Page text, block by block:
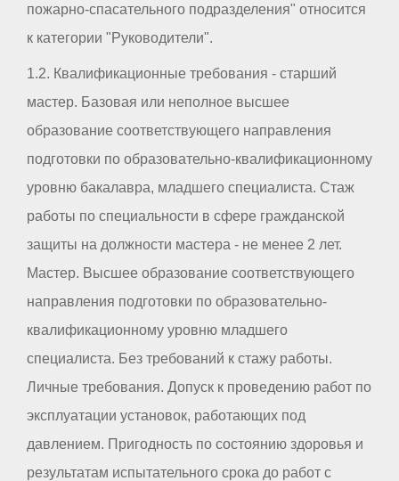
пожарно-спасательного подразделения" относится
к категории "Руководители".
1.2. Квалификационные требования - старший
мастер. Базовая или неполное высшее
образование соответствующего направления
подготовки по образовательно-квалификационному
уровню бакалавра, младшего специалиста. Стаж
работы по специальности в сфере гражданской
защиты на должности мастера - не менее 2 лет.
Мастер. Высшее образование соответствующего
направления подготовки по образовательно-
квалификационному уровню младшего
специалиста. Без требований к стажу работы.
Личные требования. Допуск к проведению работ по
эксплуатации установок, работающих под
давлением. Пригодность по состоянию здоровья и
результатам испытательного срока до работ с